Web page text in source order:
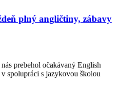
plný angličtiny, zábavy
prebehol očakávaný English
spolupráci s jazykovou školou